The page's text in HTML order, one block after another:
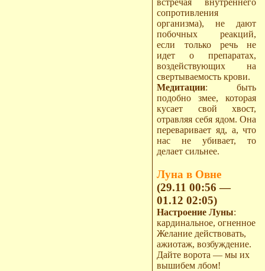
сопротивления
организма), не дают
побочных реакций,
если только речь не
идет о препаратах,
воздействующих на
свертываемость крови.
Медитации: быть
подобно змее, которая
кусает свой хвост,
отравляя себя ядом. Она
переваривает яд, а, что
нас не убивает, то
делает сильнее.
Луна в Овне
(29.11 00:56 —
01.12 02:05)
Настроение Луны:
кардинальное, огненное
Желание действовать,
ажиотаж, возбуждение.
Дайте ворота — мы их
вышибем лбом!